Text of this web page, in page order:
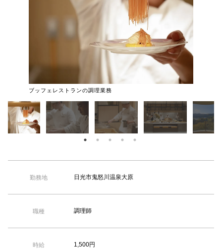
ブッフェレストランの調理業務
勤務地 日光市鬼怒川温泉大原
職種 調理師
時給 1,500円